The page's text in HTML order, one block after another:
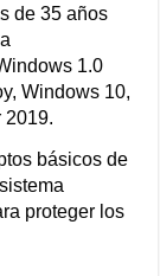
de 35 años
1.0
Windows 10,
2019.
básicos de
proteger los